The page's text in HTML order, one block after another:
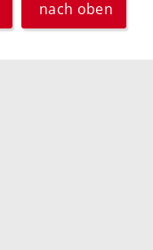
nach oben